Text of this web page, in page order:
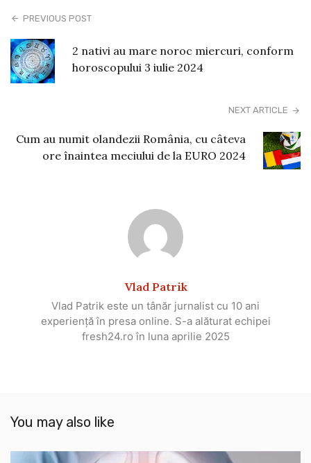
PREVIOUS POST
2 nativi au mare noroc miercuri, conform
horoscopului 3 iulie 2024
NEXT ARTICLE
Cum au numit olandezii România, cu câteva
ore înaintea meciului de la EURO 2024
Vlad Patrik
Vlad Patrik este un tânăr jurnalist cu 10 ani
experiență în presa online. S-a alăturat echipei
fresh24.ro în luna aprilie 2025
You may also like